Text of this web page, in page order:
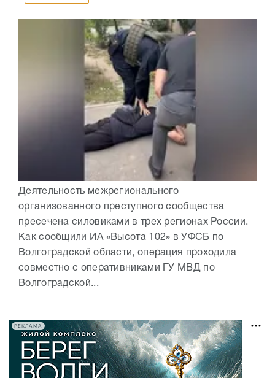
Деятельность межрегионального
организованного преступного сообщества
пресечена силовиками в трех регионах России.
Как сообщили ИА «Высота 102» в УФСБ по
Волгоградской области, операция проходила
совместно с оперативниками ГУ МВД по
Волгоградской...
РЕКЛАМА